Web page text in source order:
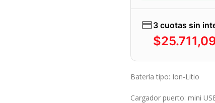
3 cuotas sin
$
Batería tipo: Ion-Litio
Cargador puerto: mini